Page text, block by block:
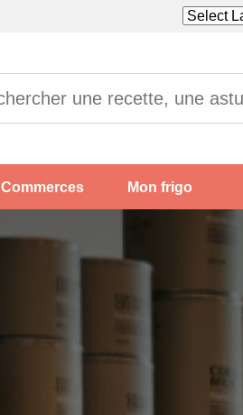
Commerces Mon frigo